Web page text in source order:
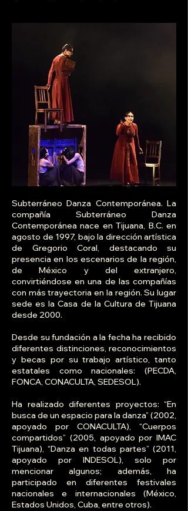
Subterráneo Danza Contemporánea. La
compañía Subterráneo Danza
Contemporánea nace en Tijuana, B.C. en
agosto de 1997, bajo la dirección artística
de Gregorio Coral, destacando su
presencia en los escenarios de la región,
de México y del extranjero,
convirtiéndose en una de las compañías
con más trayectoria en la región. Su lugar
sede es la Casa de la Cultura de Tijuana
desde 2000.
Desde su fundación a la fecha ha recibido
diferentes distinciones, reconocimientos
y becas por su trabajo artístico, tanto
estatales como nacionales: (PECDA,
FONCA, CONACULTA, SEDESOL).
Ha realizado diferentes proyectos: “En
busca de un espacio para la danza” (2002,
apoyado por CONACULTA), “Cuerpos
compartidos” (2005, apoyado por IMAC
Tijuana), “Danza en todas partes” (2011,
apoyado por INDESOL), solo por
mencionar algunos; además, ha
participado en diferentes festivales
nacionales e internacionales (México,
Estados Unidos, Cuba, entre otros).